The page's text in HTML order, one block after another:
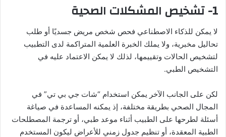
1- تشخيص المشكلات الصحية
لا يمكن للذكاء الاصطناعي فحص شخص مريض جسديًا أو طلب
تحاليل مخبرية، ولا يملك الخبرة العلمية المتراكمة لدى التطبيب
لتشخيص الحالات وتقييمها، لذلك لا يمكن الاعتماد عليه في
التشخيص الطبي.
لكن على الجانب الآخر يمكن استخدام “شات جي بي تي” في
المجال الصحي بطريقة مختلفة، إذ يمكنه المساعدة في صياغة
أسئلة لطرحها على الطبيب أثناء موعد طبي، أو ترجمة المصطلحات
الطبية المعقدة، أو تنظيم جدول زمني للأعراض ليكون المستخدم